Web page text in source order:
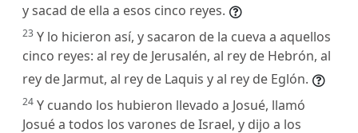
y sacad de ella a esos cinco reyes.
23 Y lo hicieron así, y sacaron de la cueva a aquellos
cinco reyes: al rey de Jerusalén, al rey de Hebrón, al
rey de Jarmut, al rey de Laquis y al rey de Eglón.
24 Y cuando los hubieron llevado a Josué, llamó
Josué a todos los varones de Israel, y dijo a los